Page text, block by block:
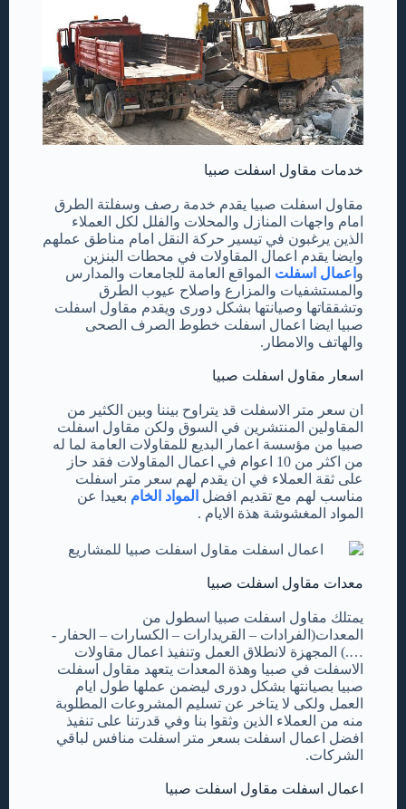
خدمات مقاول اسفلت صبيا
مقاول اسفلت صبيا يقدم خدمة رصف وسفلتة الطرق
امام واجهات المنازل والمحلات والفلل لكل العملاء
الذين يرغبون في تيسير حركة النقل امام مناطق عملهم
وايضا يقدم اعمال المقاولات في محطات البنزين
و اعمال اسفلت المواقع العامة للجامعات والمدارس
والمستشفيات والمزارع واصلاح عيوب الطرق
وتشققاتها وصيانتها بشكل دورى ويقدم مقاول اسفلت
صبيا ايضا اعمال اسفلت خطوط الصرف الصحى
والهاتف والامطار.
اسعار مقاول اسفلت صبيا
ان سعر متر الاسفلت قد يتراوح بيننا وبين الكثير من
المقاولين المنتشرين في السوق ولكن مقاول اسفلت
صبيا من مؤسسة اعمار البديع للمقاولات العامة لما له
من اكثر من 10 اعوام في اعمال المقاولات فقد حاز
على ثقة العملاء في ان يقدم لهم سعر متر اسفلت
مناسب لهم مع تقديم افضل المواد الخام بعيدا عن
المواد المغشوشة هذة الايام .
معدات مقاول اسفلت صبيا
يمتلك مقاول اسفلت صبيا اسطول من
المعدات(الفرادات – القريدارات – الكسارات – الحفار -
….) المجهزة لانطلاق العمل وتنفيذ اعمال مقاولات
الاسفلت في صبيا وهذة المعدات يتعهد مقاول اسفلت
صبيا بصيانتها بشكل دورى ليضمن عملها طول ايام
العمل ولكى لا يتاخر عن تسليم المشروعات المطلوبة
منه من العملاء الذين وثقوا بنا وفي قدرتنا على تنفيذ
افضل اعمال اسفلت بسعر متر اسفلت منافس لباقي
الشركات.
اعمال اسفلت مقاول اسفلت صبيا